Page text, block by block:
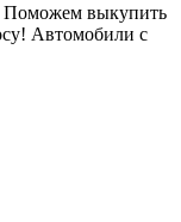
Поможем выкупить
Автомобили с